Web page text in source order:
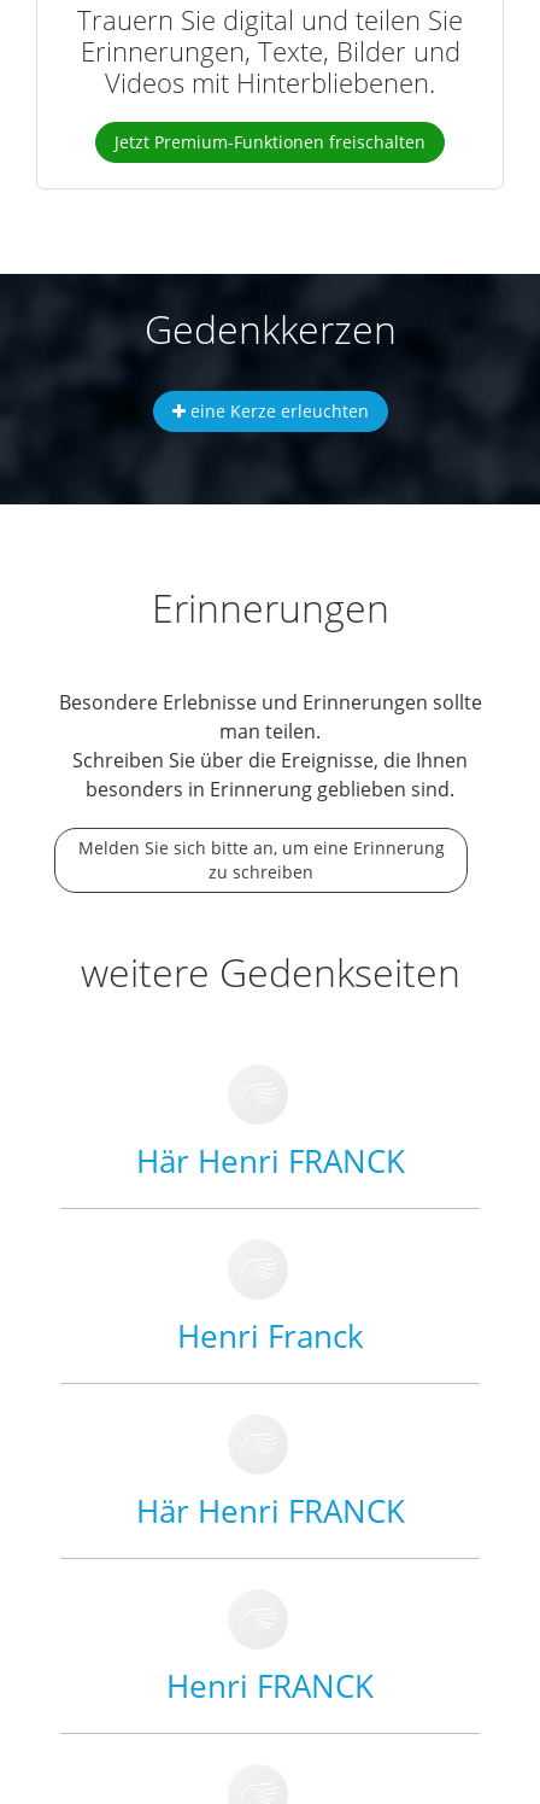
Trauern Sie digital und teilen Sie
Erinnerungen, Texte, Bilder und
Videos mit Hinterbliebenen.
Jetzt Premium-Funktionen freischalten
Gedenkkerzen
eine Kerze erleuchten
Erinnerungen
Besondere Erlebnisse und Erinnerungen sollte
man teilen.
Schreiben Sie über die Ereignisse, die Ihnen
besonders in Erinnerung geblieben sind.
Melden Sie sich bitte an, um eine Erinnerung
zu schreiben
weitere Gedenkseiten
Här Henri FRANCK
Henri Franck
Här Henri FRANCK
Henri FRANCK